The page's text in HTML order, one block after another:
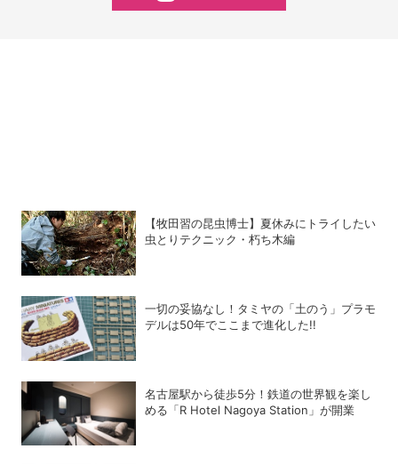
【牧田習の昆虫博士】夏休みにトライしたい
虫とりテクニック・朽ち木編
一切の妥協なし！タミヤの「土のう」プラモ
デルは50年でここまで進化した!!
名古屋駅から徒歩5分！鉄道の世界観を楽し
める「R Hotel Nagoya Station」が開業